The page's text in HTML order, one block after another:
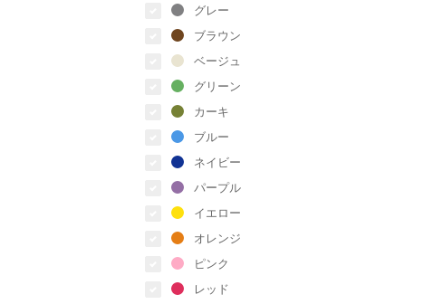
グレー
ブラウン
ベージュ
グリーン
カーキ
ブルー
ネイビー
パープル
イエロー
オレンジ
ピンク
レッド